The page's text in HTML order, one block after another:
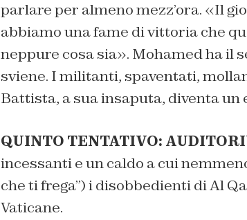
parlare per almeno mezz’ora. «Il
abbiamo una fame di vittoria che
neppure cosa sia». Mohamed ha il
sviene. I militanti, spaventati,
Battista, a sua insaputa, diventa un
QUINTO TENTATIVO:
incessanti e un caldo a cui
che ti frega”) i disobbedienti di Al
Vaticane.